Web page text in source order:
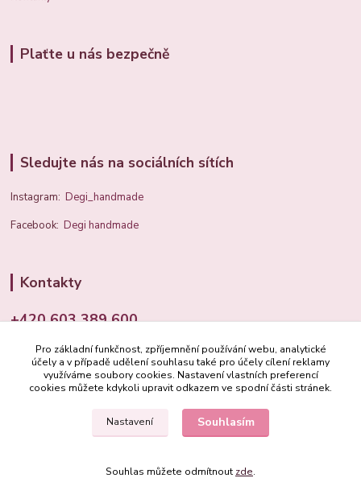
Plaťte u nás bezpečně
Sledujte nás na sociálních sítích
Instagram:Degi_handmade
Facebook:Degi handmade
Kontakty
+420 603 389 600
info@degi.cz
Degi.cz
Pro základní funkčnost, zpříjemnění používání webu, analytické
účely a v případě udělení souhlasu také pro účely cílení reklamy
využíváme soubory cookies. Nastavení vlastních preferencí
cookies můžete kdykoli upravit odkazem ve spodní části stránek.
Nastavení Souhlasím
Souhlas můžete odmítnout zde.